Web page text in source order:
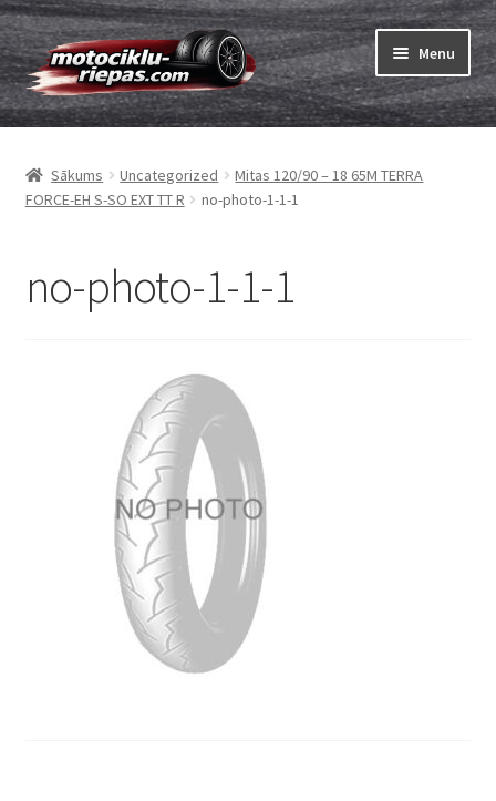
Skip
to
navigation
Skip
to
content
Menu
Riepas
Expand
Kameras
Viss par riepām
Sākums Uncategorized
Mitas 120/90 – 18 65M TERRA
FORCE-EH S-SO EXT TT R
no-photo-1-1-1
no-photo-1-1-1